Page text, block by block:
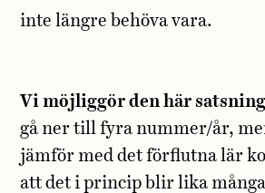
inte längre behöva vara.
Vi möjliggör den här
gå ner till fyra nummer/år,
jämför med det förflutna lär
att det i princip blir lika